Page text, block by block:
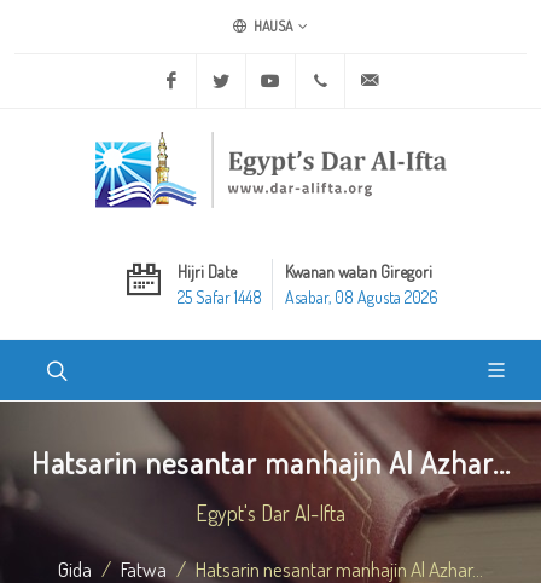
HAUSA
Facebook Twitter Youtube +20 2 25970400
Hijri Date
25 Safar 1448
Kwanan watan Giregori
Asabar, 08 Agusta 2026
Hatsarin nesantar manhajin Al Azhar...
Egypt's Dar Al-Ifta
Gida Fatwa Hatsarin nesantar manhajin Al Azhar...